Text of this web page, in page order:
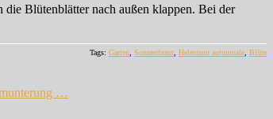
die Blütenblätter nach außen klappen. Bei der
Tags: Garten Sonnenbraut Helenium autumnale Blüte
…